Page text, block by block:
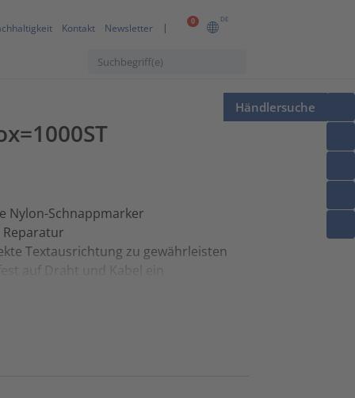
0 DE
Kontakt Newsletter
Händlersuche
Nylon-Schnappmarker
Textausrichtung zu gewährleisten
auf Draht und Kabel ein